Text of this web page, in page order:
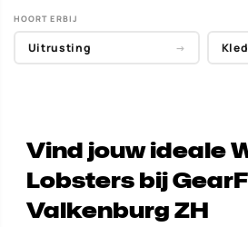
HOORT ERBIJ
Uitrusting →
Vind jouw ideale
Lobsters bij
Valkenburg ZH